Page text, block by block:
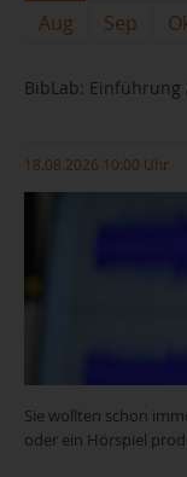
Aug
Sep
BibLab: Einführung
18.08.2026 10:00 Uhr
Sie wollten schon
oder ein Hörspiel